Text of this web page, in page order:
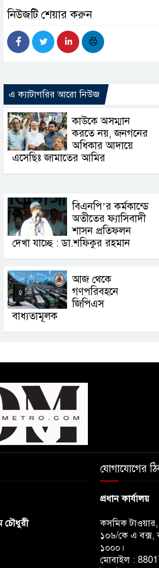
নিউজটি শেয়ার করুন
এ ক্যাটাগরির আরো নিউজ
কাউকে অসম্মান
করতে নয়, জনগনের
অধিকার আদায়ে
এসেছিঃ জামাতের আমির
বিএনপি’র কর্মকান্ডে
অতীতের ফ্যাসিবাদী
শাসন প্রতিফলন
দেখা যাচ্ছে : ডা.শফিকুর রহমান
আজ থেকে
গণপরিবহনে
জিপিএস
বাধ্যতামূলক
যোগাযোগের
প্রধান কার্যালয়
কসমিক
১০৬/কে এ বক্স,
১০০০।
মোবাইল :